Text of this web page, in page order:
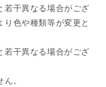
若干異なる場合がござ
色や種類等が変更と
若干異なる場合がござ
。